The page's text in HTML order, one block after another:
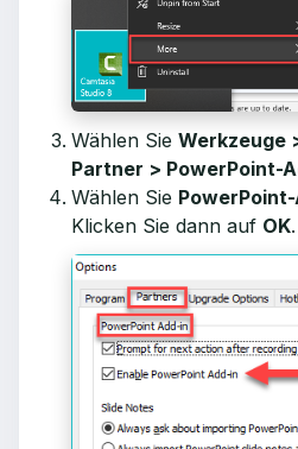
Wählen Sie Werkzeuge
Partner > PowerPoint-
Wählen Sie
Klicken Sie dann auf OK.